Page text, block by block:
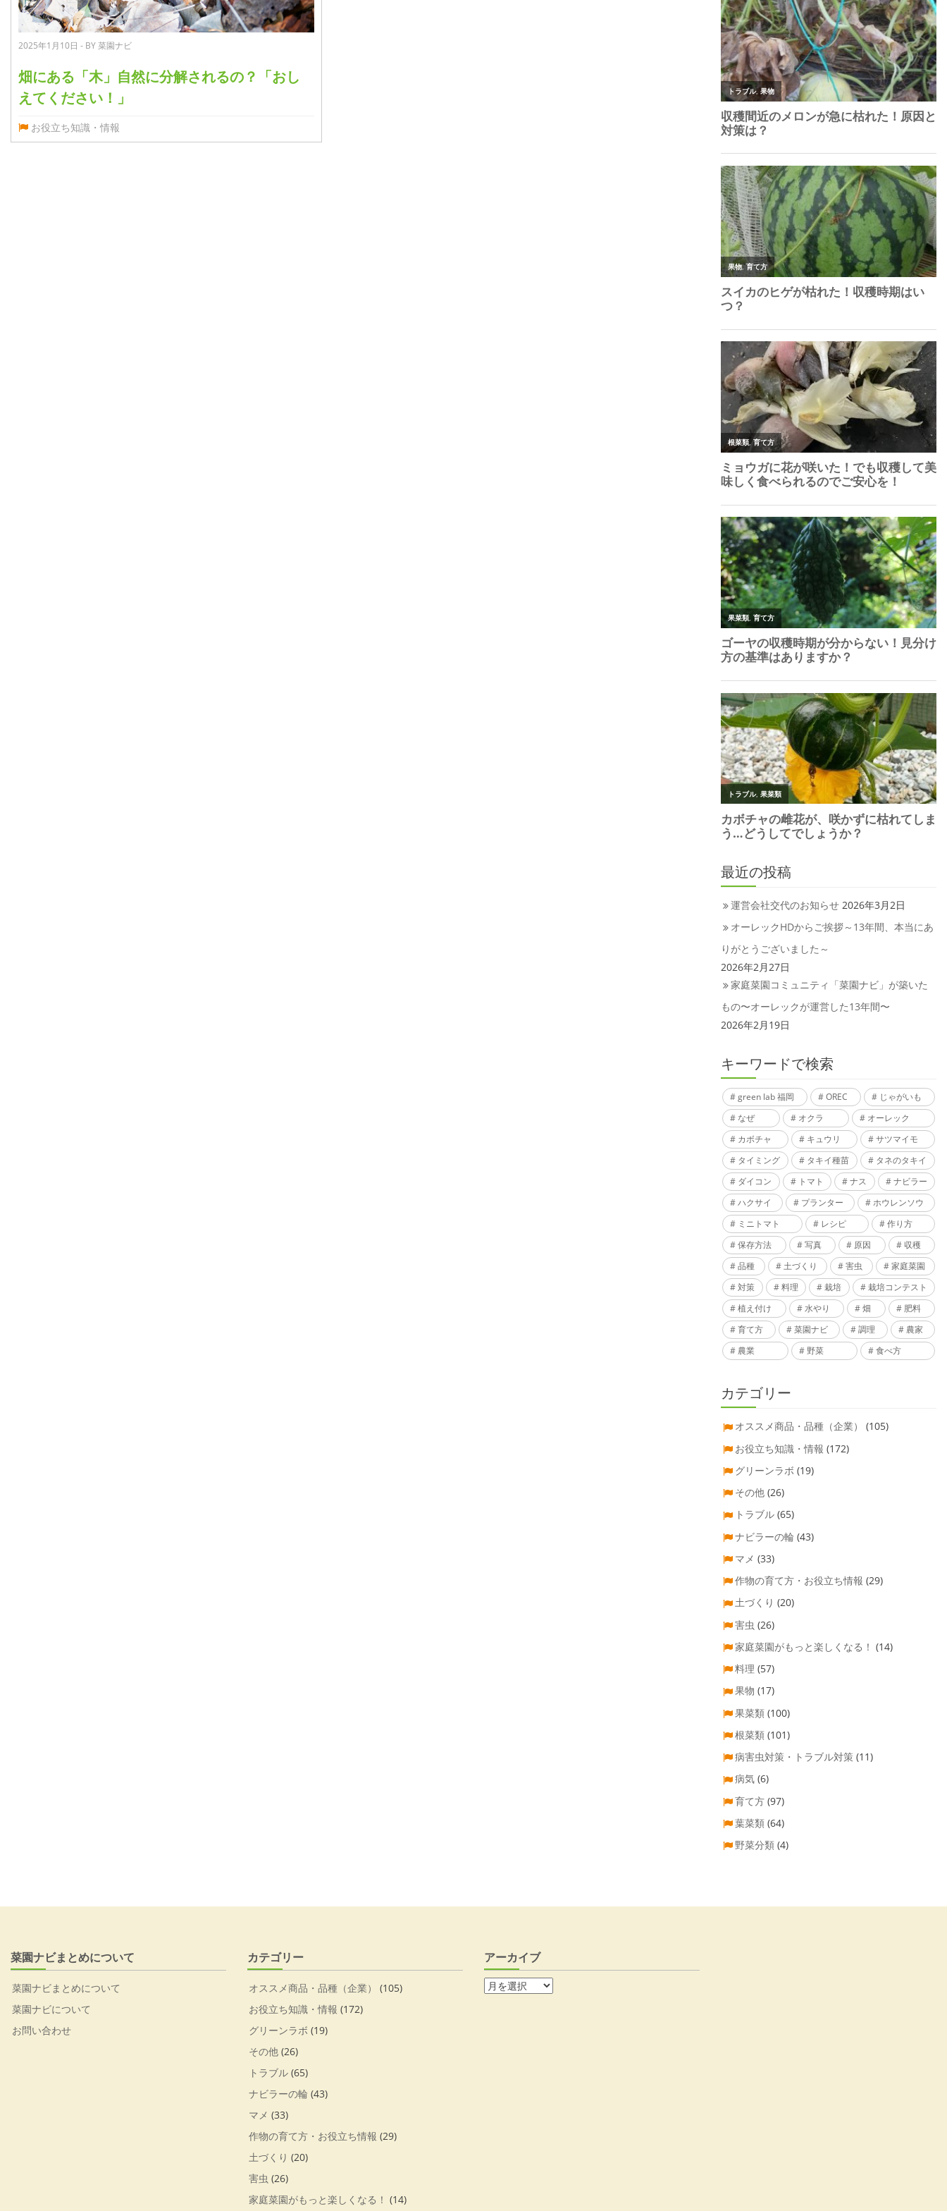
2025年1月10日 - BY 菜園ナビ
畑にある「木」自然に分解されるの？「おし
えてください！」
お役立ち知識・情報
最近の投稿
運営会社交代のお知らせ 2026年3月2日
オーレックHDからご挨拶～13年間、本当にあ
りがとうございました～
2026年2月27日
家庭菜園コミュニティ「菜園ナビ」が築いた
もの〜オーレックが運営した13年間〜
2026年2月19日
キーワードで検索
green lab 福岡 OREC
じゃがいも
なぜ
オクラ
オーレック
カボチャ
キュウリ
サツマイモ
タイミング
タキイ種苗
タネのタキイ
ダイコン
トマト ナス
ナビラー
ハクサイ
プランター
ホウレンソウ
ミニトマト
レシピ
作り方
保存方法
写真 原因
収穫
品種
土づくり 害虫
家庭菜園
対策
料理 栽培
栽培コンテスト
植え付け
水やり 畑
肥料
育て方
菜園ナビ 調理
農家
農業
野菜 食べ方
カテゴリー
オススメ商品・品種（企業）
(105)
お役立ち知識・情報 (172)
グリーンラボ (19)
その他 (26)
トラブル (65)
ナビラーの輪 (43)
マメ (33)
作物の育て方・お役立ち情報 (29)
土づくり (20)
害虫 (26)
家庭菜園がもっと楽しくなる！ (14)
料理 (57)
果物 (17)
果菜類 (100)
根菜類 (101)
病害虫対策・トラブル対策 (11)
病気 (6)
育て方 (97)
葉菜類 (64)
野菜分類 (4)
菜園ナビまとめについて
菜園ナビまとめについて
菜園ナビについて
お問い合わせ
カテゴリー
オススメ商品・品種（企業）
(105)
お役立ち知識・情報 (172)
グリーンラボ (19)
その他 (26)
トラブル (65)
ナビラーの輪 (43)
マメ (33)
作物の育て方・お役立ち情報 (29)
土づくり (20)
害虫 (26)
家庭菜園がもっと楽しくなる！ (14)
アーカイブ